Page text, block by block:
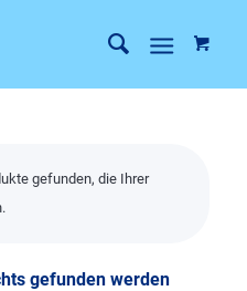
gefunden, die Ihrer
gefunden werden